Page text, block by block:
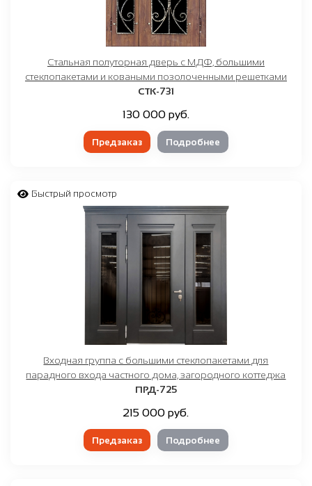
Стальная полуторная дверь с МДФ, большими
стеклопакетами и коваными позолоченными решетками
СТК-731
130 000 руб.
Предзаказ Подробнее
Быстрый просмотр
Входная группа с большими стеклопакетами для
парадного входа частного дома, загородного коттеджа
ПРД-725
215 000 руб.
Предзаказ Подробнее